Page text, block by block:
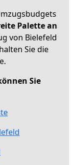
Palette an
von Bielefeld
Sie die
Sie